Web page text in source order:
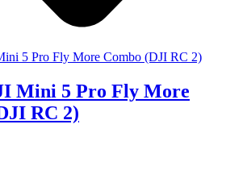
Mini 5 Pro Fly More
RC 2)